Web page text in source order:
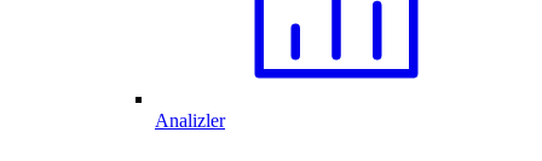
Analizler